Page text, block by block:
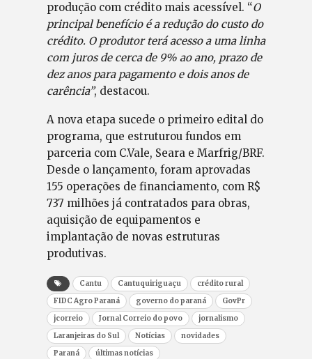
produção com crédito mais acessível. “O
principal benefício é a redução do custo do
crédito. O produtor terá acesso a uma linha
com juros de cerca de 9% ao ano, prazo de
dez anos para pagamento e dois anos de
carência”, destacou.
A nova etapa sucede o primeiro edital do
programa, que estruturou fundos em
parceria com C.Vale, Seara e Marfrig/BRF.
Desde o lançamento, foram aprovadas
155 operações de financiamento, com R$
737 milhões já contratados para obras,
aquisição de equipamentos e
implantação de novas estruturas
produtivas.
Cantu Cantuquiriguaçu
crédito rural
FIDC Agro Paraná
governo do paraná
GovPr
jcorreio
Jornal Correio do povo
jornalismo
Laranjeiras do Sul
Notícias
novidades
Paraná
últimas notícias